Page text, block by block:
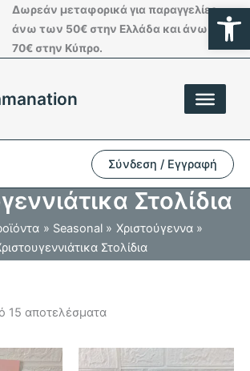
Δωρεάν μεταφορικά για παραγγελίες
άνω των 50€ στην Ελλάδα και άνω των
70€ στην Κύπρο.
Σύνδεση / Εγγραφή
Στολίδια
Seasonal
Χριστούγεννα
Στολίδια
15 αποτελέσματα